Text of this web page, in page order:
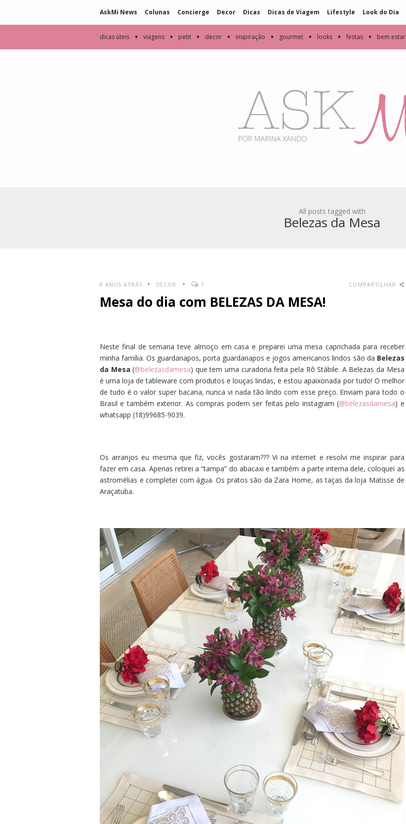
AskMi News Colunas Concierge Decor Dicas Dicas de Viagem Lifestyle Look do Dia
dicas úteis • viagens • petit • decor • inspiração • gourmet • looks • festas • bem estar
All posts tagged with
Belezas da Mesa
8 ANOS ATRÁS DECOR 1 COMPARTILHAR
Mesa do dia com BELEZAS DA MESA!
Neste final de semana teve almoço em casa e preparei uma mesa caprichada para receber
minha família. Os guardanapos, porta guardanapos e jogos americanos lindos são da Belezas
da Mesa (@belezasdamesa) que tem uma curadoria feita pela Rô Stábile. A Belezas da Mesa
é uma loja de tableware com produtos e louças lindas, e estou apaixonada por tudo! O melhor
de tudo é o valor super bacana, nunca vi nada tão lindo com esse preço. Enviam para todo o
Brasil e também exterior. As compras podem ser feitas pelo instagram (@belezasdamesa) e
whatsapp (18)99685-9039.
Os arranjos eu mesma que fiz, vocês gostaram??? Vi na internet e resolvi me inspirar para
fazer em casa. Apenas retirei a “tampa” do abacaxi e também a parte interna dele, coloquei as
astromélias e completei com água. Os pratos são da Zara Home, as taças da loja Matisse de
Araçatuba.